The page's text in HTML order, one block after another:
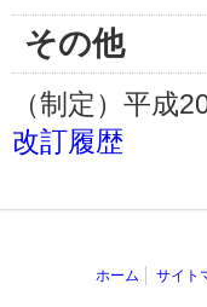
その他
（制定）平成
改訂履歴
ホーム サイト